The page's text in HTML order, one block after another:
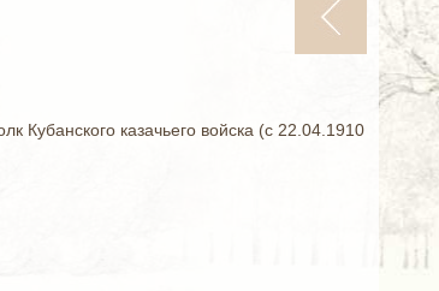
Кубанского казачьего войска (с 22.04.1910